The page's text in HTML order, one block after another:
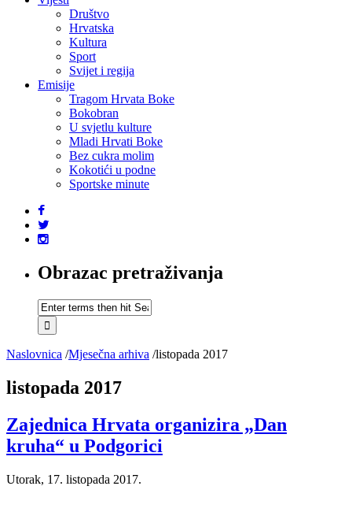
Društvo
Hrvatska
Kultura
Sport
Svijet i regija
Emisije
Tragom Hrvata Boke
Bokobran
U svjetlu kulture
Mladi Hrvati Boke
Bez cukra molim
Kokotići u podne
Sportske minute
Obrazac pretraživanja
Naslovnica /Mjesečna arhiva /listopada 2017
listopada 2017
Zajednica Hrvata organizira „Dan
kruha“ u Podgorici
Utorak, 17. listopada 2017.